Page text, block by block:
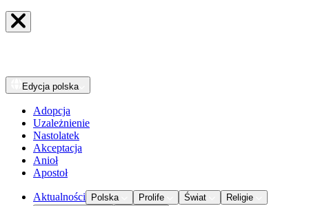
Edycja polska
Adopcja
Uzależnienie
Nastolatek
Akceptacja
Anioł
Apostoł
Aktualności Polska Prolife Świat
Religie